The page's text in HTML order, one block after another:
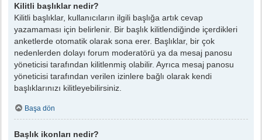
Kilitli başlıklar nedir?
Kilitli başlıklar, kullanıcıların ilgili başlığa artık cevap
yazamaması için belirlenir. Bir başlık kilitlendiğinde içerdikleri
anketlerde otomatik olarak sona erer. Başlıklar, bir çok
nedenlerden dolayı forum moderatörü ya da mesaj panosu
yöneticisi tarafından kilitlenmiş olabilir. Ayrıca mesaj panosu
yöneticisi tarafından verilen izinlere bağlı olarak kendi
başlıklarınızı kilitleyebilirsiniz.
Başa dön
Başlık ikonları nedir?